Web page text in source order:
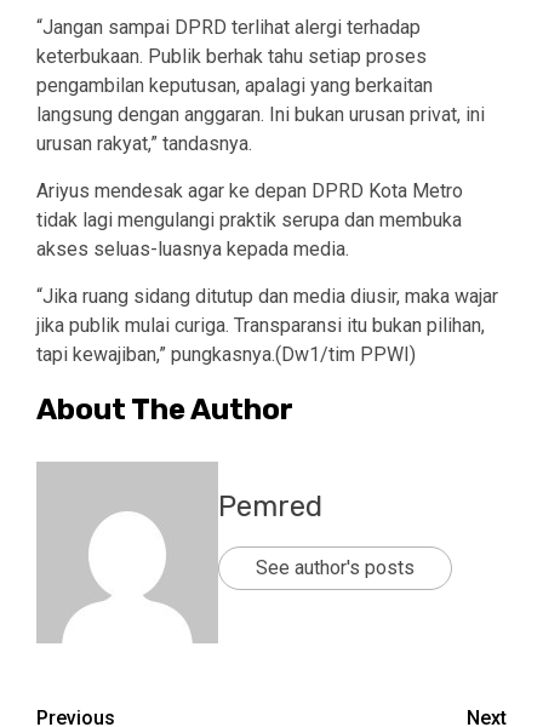
“Jangan sampai DPRD terlihat alergi terhadap
keterbukaan. Publik berhak tahu setiap proses
pengambilan keputusan, apalagi yang berkaitan
langsung dengan anggaran. Ini bukan urusan privat, ini
urusan rakyat,” tandasnya.
Ariyus mendesak agar ke depan DPRD Kota Metro
tidak lagi mengulangi praktik serupa dan membuka
akses seluas-luasnya kepada media.
“Jika ruang sidang ditutup dan media diusir, maka wajar
jika publik mulai curiga. Transparansi itu bukan pilihan,
tapi kewajiban,” pungkasnya.(Dw1/tim PPWI)
About The Author
Pemred
See author's posts
Previous
Next